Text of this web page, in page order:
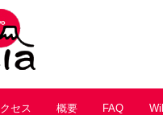
セス 概要 FAQ